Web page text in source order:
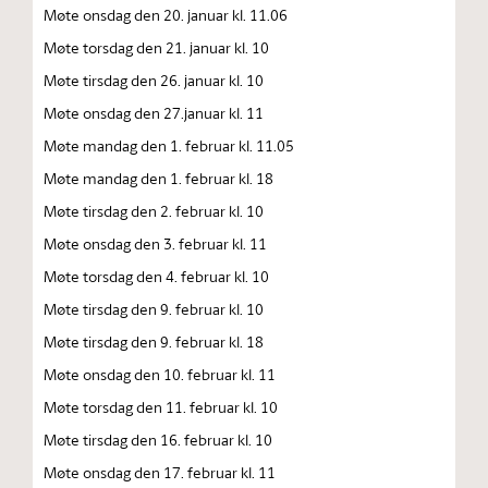
Møte onsdag den 20. januar kl. 11.06
Møte torsdag den 21. januar kl. 10
Møte tirsdag den 26. januar kl. 10
Møte onsdag den 27.januar kl. 11
Møte mandag den 1. februar kl. 11.05
Møte mandag den 1. februar kl. 18
Møte tirsdag den 2. februar kl. 10
Møte onsdag den 3. februar kl. 11
Møte torsdag den 4. februar kl. 10
Møte tirsdag den 9. februar kl. 10
Møte tirsdag den 9. februar kl. 18
Møte onsdag den 10. februar kl. 11
Møte torsdag den 11. februar kl. 10
Møte tirsdag den 16. februar kl. 10
Møte onsdag den 17. februar kl. 11